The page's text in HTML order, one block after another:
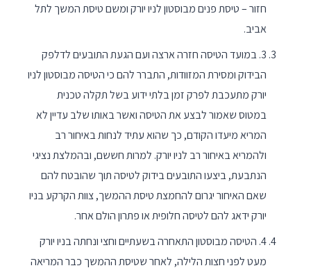
חזור – טיסת פנים מבוסטון לניו יורק ומשם טיסת המשך לתל
אביב.
3. במועד הטיסה חזרה ארצה ועם הגעת התובעים לדלפק
הבידוק ומסירת המזוודות, התברר להם כי הטיסה מבוסטון לניו
יורק מתעכבת לפרק זמן בלתי ידוע בשל תקלה טכנית
במטוס שאמור לבצע את הטיסה ואשר באותו שלב עדיין לא
המריא מיעדו הקודם, כך שהוא עתיד לנחות באיחור רב
ולהמריא באיחור רב לניו יורק. למרות חששם, ובהמלצת נציגי
הנתבעת, ביצעו התובעים בידוק לטיסה תוך שהובטח להם
שאם האיחור יגרום להחמצת טיסת ההמשך, צוות הקרקע בניו
יורק ידאג להם לטיסה חלופית או פתרון הולם אחר.
4. הטיסה מבוסטון התאחרה בשעתיים וחצי ונחתה בניו יורק
מעט לפני חצות הלילה, לאחר שטיסת ההמשך כבר המריאה